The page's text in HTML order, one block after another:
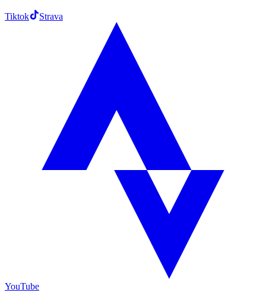
Tiktok Strava
YouTube